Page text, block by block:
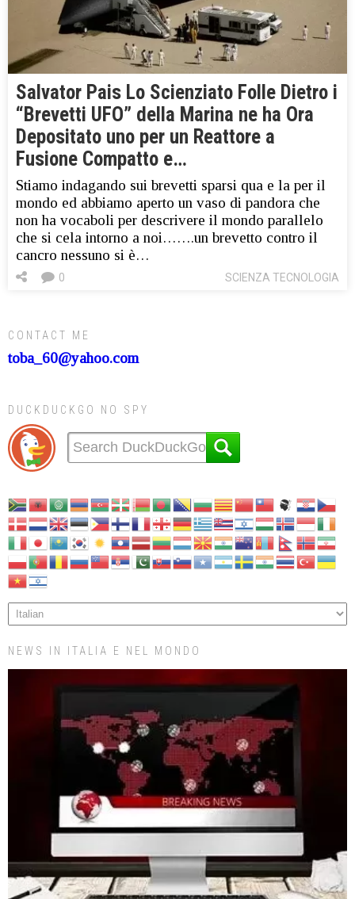
Salvator Pais Lo Scienziato Folle Dietro i
“Brevetti UFO” della Marina ne ha Ora
Depositato uno per un Reattore a
Fusione Compatto e…
Stiamo indagando sui brevetti sparsi qua e la per il
mondo ed abbiamo aperto un vaso di pandora che
non ha vocaboli per descrivere il mondo parallelo
che si cela intorno a noi…….un brevetto contro il
cancro nessuno si è…
SCIENZA TECNOLOGIA
0
CONTACT ME
toba_60@yahoo.com
DUCKDUCKGO NO SPY
NEWS IN ITALIA E NEL MONDO